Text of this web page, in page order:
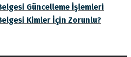
Güncelleme İşlemleri
Kimler İçin Zorunlu?